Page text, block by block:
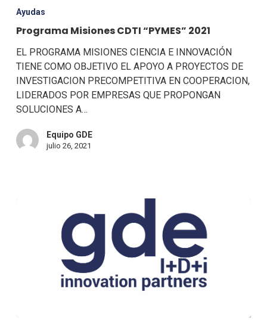
Ayudas
Programa Misiones CDTI “PYMES” 2021
EL PROGRAMA MISIONES CIENCIA E INNOVACIÓN
TIENE COMO OBJETIVO EL APOYO A PROYECTOS DE
INVESTIGACION PRECOMPETITIVA EN COOPERACION,
LIDERADOS POR EMPRESAS QUE PROPONGAN
SOLUCIONES A…
Equipo GDE
julio 26, 2021